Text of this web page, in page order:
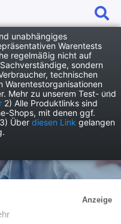
unabhängiges
Warentests
regelmäßig nicht auf
sondern
technischen
Warentestorganisationen
Mehr zu unserem Test- und
2) Alle Produktlinks sind
Shops, mit denen ggf.
Über diesen Link gelangen
Anzeige